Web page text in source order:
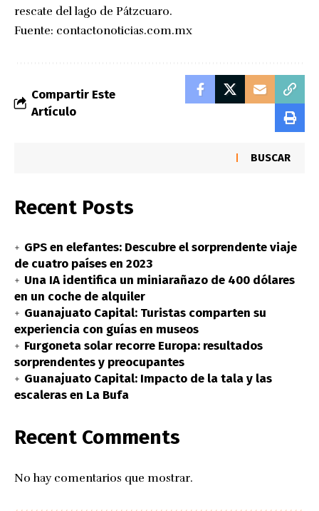
rescate del lago de Pátzcuaro.
Fuente: contactonoticias.com.mx
Compartir Este
Artículo
BUSCAR
Recent Posts
GPS en elefantes: Descubre el sorprendente viaje
de cuatro países en 2023
Una IA identifica un miniarañazo de 400 dólares
en un coche de alquiler
Guanajuato Capital: Turistas comparten su
experiencia con guías en museos
Furgoneta solar recorre Europa: resultados
sorprendentes y preocupantes
Guanajuato Capital: Impacto de la tala y las
escaleras en La Bufa
Recent Comments
No hay comentarios que mostrar.